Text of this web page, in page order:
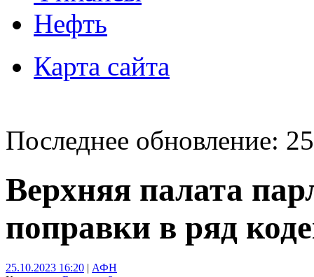
Нефть
Карта сайта
Последнее обновление:
Верхняя палата
поправки в ряд
25.10.2023 16:20 | АФН